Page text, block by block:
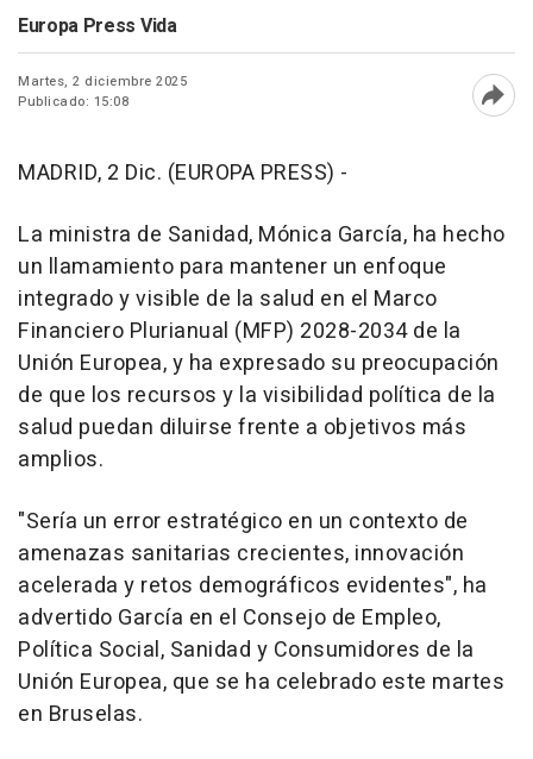
Europa Press Vida
Martes, 2 diciembre 2025
Publicado: 15:08
MADRID, 2 Dic. (EUROPA PRESS) -
La ministra de Sanidad, Mónica García, ha hecho
un llamamiento para mantener un enfoque
integrado y visible de la salud en el Marco
Financiero Plurianual (MFP) 2028-2034 de la
Unión Europea, y ha expresado su preocupación
de que los recursos y la visibilidad política de la
salud puedan diluirse frente a objetivos más
amplios.
"Sería un error estratégico en un contexto de
amenazas sanitarias crecientes, innovación
acelerada y retos demográficos evidentes", ha
advertido García en el Consejo de Empleo,
Política Social, Sanidad y Consumidores de la
Unión Europea, que se ha celebrado este martes
en Bruselas.